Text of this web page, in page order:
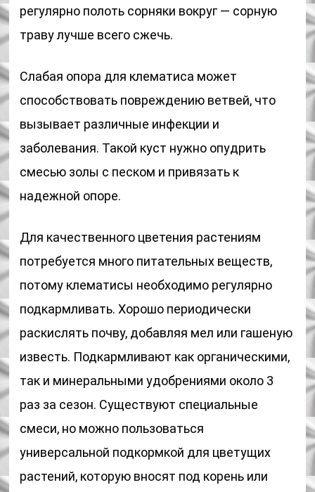
регулярно полоть сорняки вокруг — сорную
траву лучше всего сжечь.
Слабая опора для клематиса может
способствовать повреждению ветвей, что
вызывает различные инфекции и
заболевания. Такой куст нужно опудрить
смесью золы с песком и привязать к
надежной опоре.
Для качественного цветения растениям
потребуется много питательных веществ,
потому клематисы необходимо регулярно
подкармливать. Хорошо периодически
раскислять почву, добавляя мел или гашеную
известь. Подкармливают как органическими,
так и минеральными удобрениями около 3
раз за сезон. Существуют специальные
смеси, но можно пользоваться
универсальной подкормкой для цветущих
растений, которую вносят под корень или